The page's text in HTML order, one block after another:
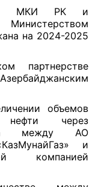
МКИ РК и
Министерством
на 2024-2025
партнерстве
объемов
нефти через
между АО
и
компанией